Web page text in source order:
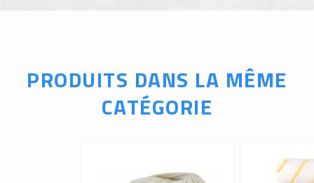
PRODUITS DANS LA MÊME
CATÉGORIE